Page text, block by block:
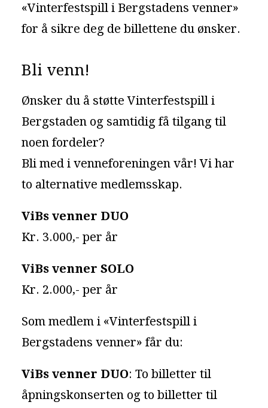
«Vinterfestspill i Bergstadens venner»
for å sikre deg de billettene du ønsker.
Bli venn!
Ønsker du å støtte Vinterfestspill i
Bergstaden og samtidig få tilgang til
noen fordeler?
Bli med i venneforeningen vår! Vi har
to alternative medlemsskap.
ViBs venner DUO
Kr. 3.000,- per år
ViBs venner SOLO
Kr. 2.000,- per år
Som medlem i «Vinterfestspill i
Bergstadens venner» får du:
ViBs venner DUO: To billetter til
åpningskonserten og to billetter til